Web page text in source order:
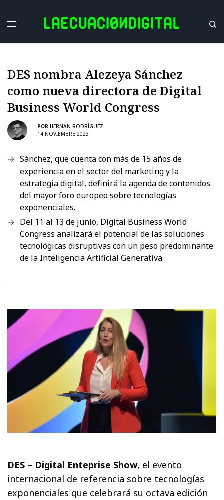
DES nombra Alezeya Sánchez
como nueva directora de Digital
Business World Congress
POR HERNÁN RODRÍGUEZ
14 NOVIEMBRE 2023
Sánchez, que cuenta con más de 15 años de
experiencia en el sector del marketing y la
estrategia digital, definirá la agenda de contenidos
del mayor foro europeo sobre tecnologías
exponenciales.
Del 11 al 13 de junio, Digital Business World
Congress analizará el potencial de las soluciones
tecnológicas disruptivas con un peso predominante
de la Inteligencia Artificial Generativa .
DES – Digital Enteprise Show, el evento
internacional de referencia sobre tecnologías
exponenciales que celebrará su octava edición